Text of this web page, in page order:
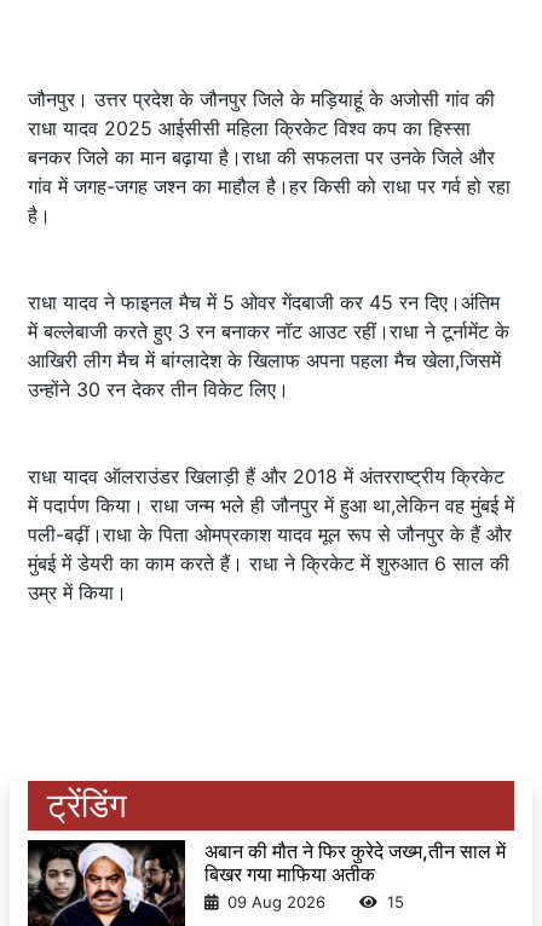
जौनपुर। उत्तर प्रदेश के जौनपुर जिले के मड़ियाहूं के अजोसी गांव की
राधा यादव 2025 आईसीसी महिला क्रिकेट विश्व कप का हिस्सा
बनकर जिले का मान बढ़ाया है।राधा की सफलता पर उनके जिले और
गांव में जगह-जगह जश्न का माहौल है।हर किसी को राधा पर गर्व हो रहा
है।
राधा यादव ने फाइनल मैच में 5 ओवर गेंदबाजी कर 45 रन दिए।अंतिम
में बल्लेबाजी करते हुए 3 रन बनाकर नॉट आउट रहीं।राधा ने टूर्नामेंट के
आखिरी लीग मैच में बांग्लादेश के खिलाफ अपना पहला मैच खेला,जिसमें
उन्होंने 30 रन देकर तीन विकेट लिए।
राधा यादव ऑलराउंडर खिलाड़ी हैं और 2018 में अंतरराष्ट्रीय क्रिकेट
में पदार्पण किया। राधा जन्म भले ही जौनपुर में हुआ था,लेकिन वह मुंबई में
पली-बढ़ीं।राधा के पिता ओमप्रकाश यादव मूल रूप से जौनपुर के हैं और
मुंबई में डेयरी का काम करते हैं। राधा ने क्रिकेट में शुरुआत 6 साल की
उम्र में किया।
ट्रेंडिंग
अबान की मौत ने फिर कुरेदे जख्म,तीन साल में
बिखर गया माफिया अतीक
09 Aug 2026 15